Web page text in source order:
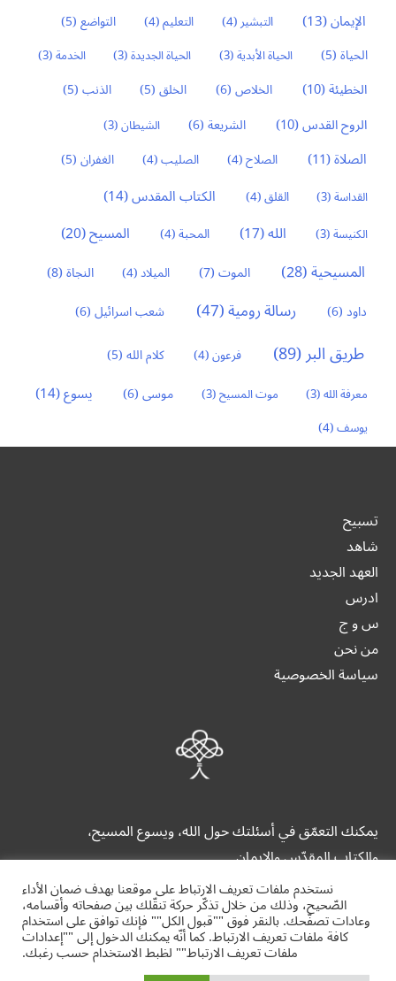
الإيمان(13) التبشير(4) التعليم(4) التواضع(5)
الحياة(5) الحياة الأبدية(3) الحياة الجديدة(3) الخدمة(3)
الخطيئة(10) الخلاص(6) الخلق(5) الذنب(5)
الروح القدس(10) الشريعة(6) الشيطان(3)
الصلاة(11) الصلاح(4) الصليب(4) الغفران(5)
القداسة(3) القلق(4) الكتاب المقدس(14)
الكنيسة(3) الله(17) المحبة(4) المسيح(20)
المسيحية(28) الموت(7) الميلاد(4) النجاة(8)
داود(6) رسالة رومية(47) شعب اسرائيل(6)
طريق البر(89) فرعون(4) كلام الله(5)
معرفة الله(3) موت المسيح(3) موسى(6) يسوع(14)
يوسف(4)
تسبيح
شاهد
العهد الجديد
ادرس
س و ج
من نحن
سياسة الخصوصية
يمكنك التعمّق في أسئلتك حول الله، ويسوع المسيح،
والكتاب المقدّس والإيمان.
alrrabita.org
نستخدم ملفات تعريف الارتباط على موقعنا بهدف ضمان الأداء
الصّحيح، وذلك من خلال تذكّر حركة تنقّلك بين صفحاته وأقسامه،
وعادات تصفّحك. بالنقر فوق ""قبول الكل"" فإنك توافق على استخدام
كافة ملفات تعريف الارتباط. كما أنّه يمكنك الدخول إلى ""إعدادات
ملفات تعريف الارتباط"" لظبط الاستخدام حسب رغبك.